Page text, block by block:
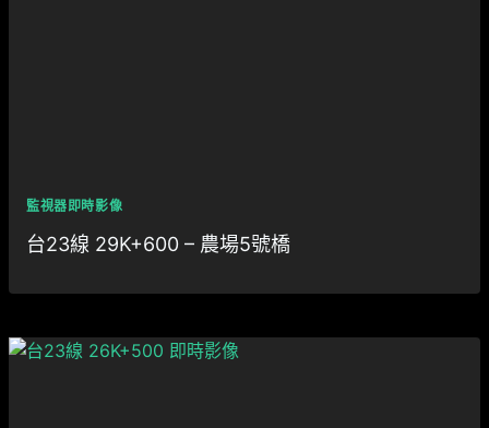
監視器即時影像
台23線 29K+600 – 農場5號橋